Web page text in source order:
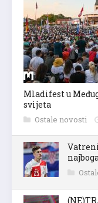
Mladifest u
svijeta
Ostale novosti